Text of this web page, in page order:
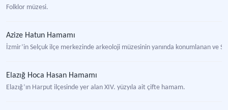
Folklor müzesi.
Azize Hatun Hamamı
İzmir’in Selçuk ilçe merkezinde arkeoloji müzesinin yanında konumlanan ve
Elazığ Hoca Hasan Hamamı
Elazığ’ın Harput ilçesinde yer alan XIV. yüzyıla ait çifte hamam.